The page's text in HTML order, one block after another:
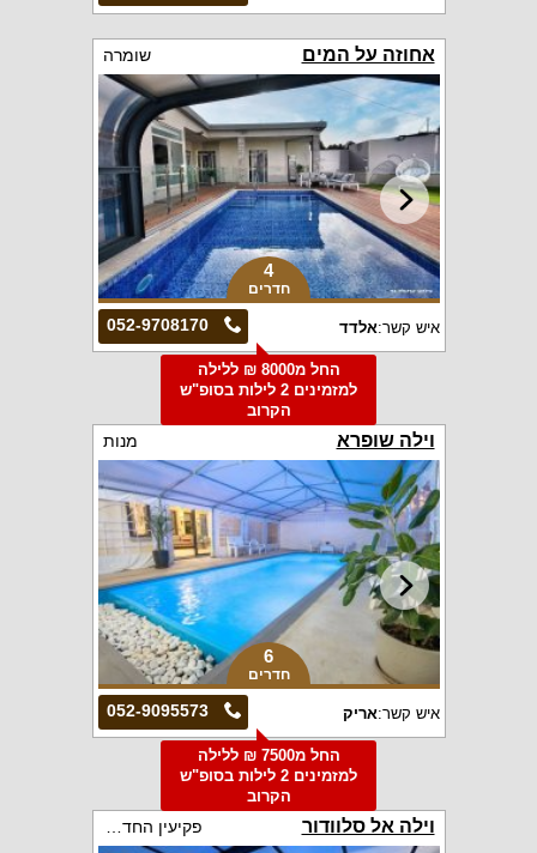
אחוזה על המים שומרה
4
חדרים
052-9708170 איש קשר:אלדד
החל מ8000 ₪ ללילה
למזמינים 2 לילות בסופ"ש
הקרוב
וילה שופרא מנות
6
חדרים
052-9095573 איש קשר:אריק
החל מ7500 ₪ ללילה
למזמינים 2 לילות בסופ"ש
הקרוב
וילה אל סלוודור